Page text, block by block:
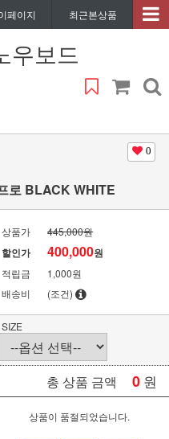
페이지 최근본상품
우보드
0
로 BLACK WHITE
상품가 445,000원
할인가 400,000원
적립금
1,000원
배송비
(조건)
SIZE
총 상품 금액 0 원
상품이 품절되었습니다.